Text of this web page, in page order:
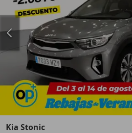
Kia Stonic